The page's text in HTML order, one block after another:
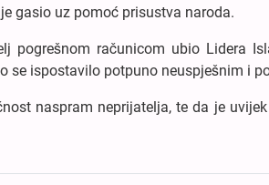
gasio uz pomoć prisustva naroda.
pogrešnom računicom ubio Lidera
se ispostavilo potpuno neuspješnim i
naspram neprijatelja, te da je